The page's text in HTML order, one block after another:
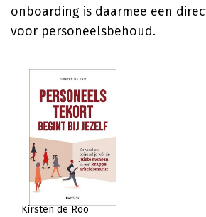
onboarding is daarmee een
voor personeelsbehoud.
Kirsten de Roo